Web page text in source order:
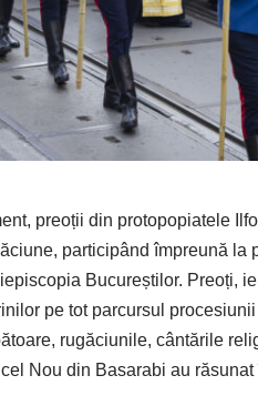
preoții din protopopiatele
participând împreună la
Bucureștilor. Preoți,
pe tot parcursul
rugăciunile, cântările
Nou din Basarabi au